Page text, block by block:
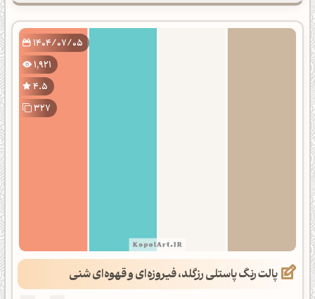
1404/07/05
1,921
4.5
327
پالت رنگ پاستلی رزگلد، فیروزه‌ای و قهوه‌ای شنی